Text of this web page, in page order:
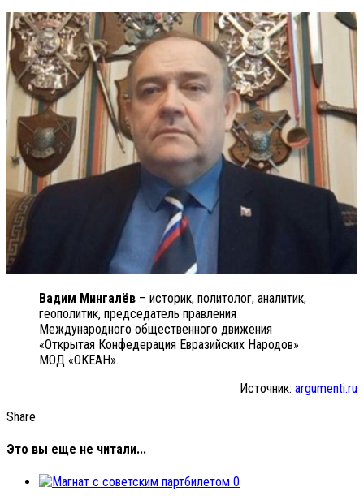
Вадим Мингалёв – историк, политолог, аналитик,
геополитик, председатель правления
Международного общественного движения
«Открытая Конфедерация Евразийских Народов»
МОД «ОКЕАН».
Источник: argumenti.ru
Share
Это вы еще не читали...
0